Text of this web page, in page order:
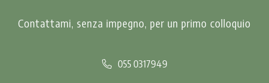
Contattami, senza impegno, per un primo colloquio
055 0317949